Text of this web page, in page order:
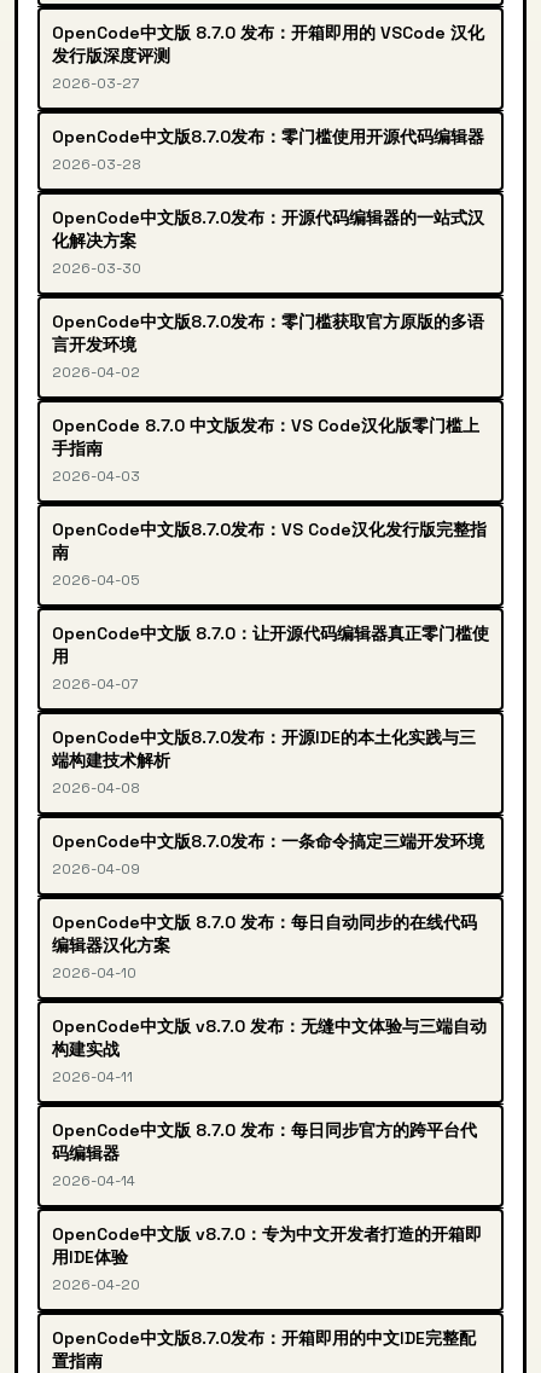
OpenCode中文版 8.7.0 发布：开箱即用的 VSCode 汉化
发行版深度评测
2026-03-27
OpenCode中文版8.7.0发布：零门槛使用开源代码编辑器
2026-03-28
OpenCode中文版8.7.0发布：开源代码编辑器的一站式汉
化解决方案
2026-03-30
OpenCode中文版8.7.0发布：零门槛获取官方原版的多语
言开发环境
2026-04-02
OpenCode 8.7.0 中文版发布：VS Code汉化版零门槛上
手指南
2026-04-03
OpenCode中文版8.7.0发布：VS Code汉化发行版完整指
南
2026-04-05
OpenCode中文版 8.7.0：让开源代码编辑器真正零门槛使
用
2026-04-07
OpenCode中文版8.7.0发布：开源IDE的本土化实践与三
端构建技术解析
2026-04-08
OpenCode中文版8.7.0发布：一条命令搞定三端开发环境
2026-04-09
OpenCode中文版 8.7.0 发布：每日自动同步的在线代码
编辑器汉化方案
2026-04-10
OpenCode中文版 v8.7.0 发布：无缝中文体验与三端自动
构建实战
2026-04-11
OpenCode中文版 8.7.0 发布：每日同步官方的跨平台代
码编辑器
2026-04-14
OpenCode中文版 v8.7.0：专为中文开发者打造的开箱即
用IDE体验
2026-04-20
OpenCode中文版8.7.0发布：开箱即用的中文IDE完整配
置指南